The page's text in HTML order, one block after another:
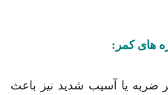
های کمر:
ضربه یا آسیب شدید نیز باعث